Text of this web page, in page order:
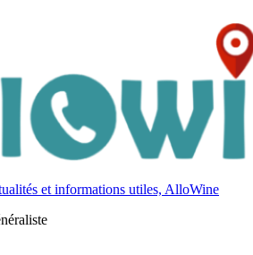
et informations utiles, AlloWine